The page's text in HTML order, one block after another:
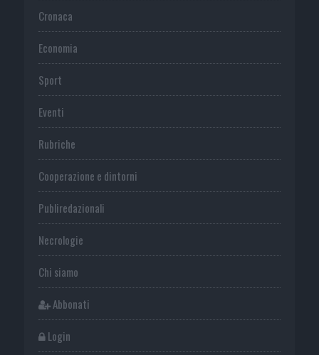
Cronaca
Economia
Sport
Eventi
Rubriche
Cooperazione e dintorni
Publiredazionali
Necrologie
Chi siamo
Abbonati
Login